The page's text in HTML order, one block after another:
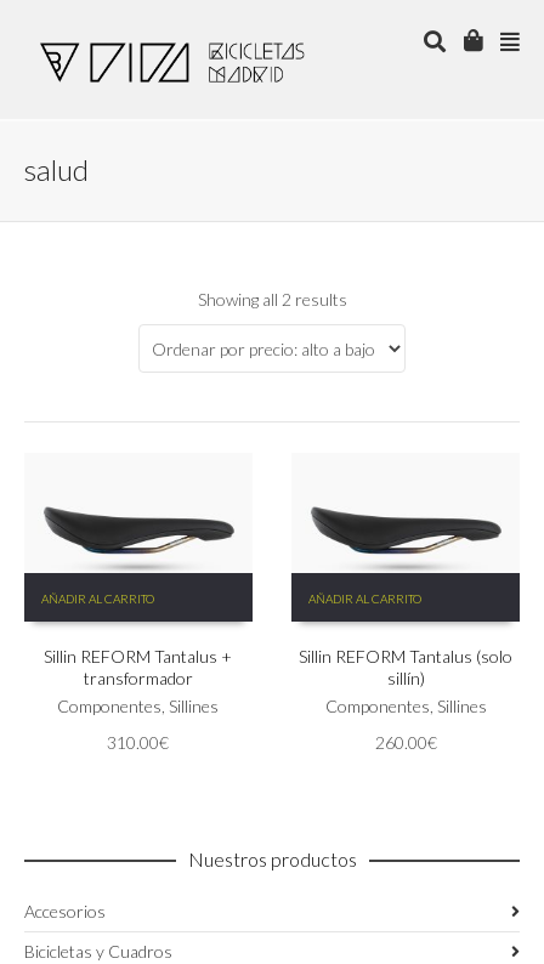
salud
Showing all 2 results
AÑADIR AL CARRITO
Sillin REFORM Tantalus +
transformador
Componentes, Sillines
310.00€
AÑADIR AL CARRITO
Sillin REFORM Tantalus (solo
sillín)
Componentes, Sillines
260.00€
Nuestros productos
Accesorios
Bicicletas y Cuadros